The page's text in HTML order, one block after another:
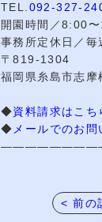
TEL. 092-327-
開園時間／8:00
事務所定休日／毎
〒819-1304
福岡県糸島市志
◆資料請求はこち
◆ メールでのお
< 前の